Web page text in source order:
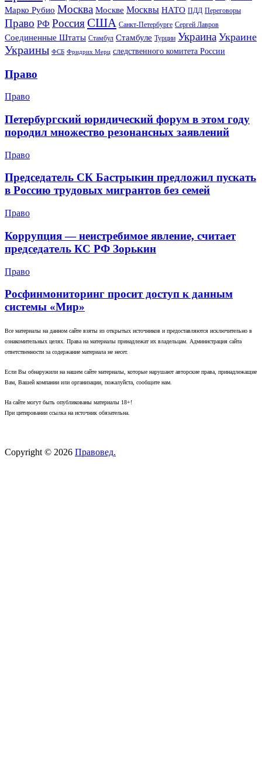
Марко Рубио Москва Москве Москвы НАТО ПДД Переговоры
Право РФ РоссияСША Санкт-Петербурге Сергей Лавров
Соединенные Штаты Стамбул Стамбуле Турции Украина Украине
Украины ФСБ Фридрих Мерц следственного комитета России
Право
Право
Петербургский юридический форум в этом году
породил множество резонансных заявлений
Право
Председатель СК Бастрыкин предложил пускать
в Россию трудовых мигрантов без семей
Право
Коррупция — неистребимое явление, считает
председатель КС РФ Зорькин
Право
Росфинмониторинг просит доступ к данным
системы «Мир»
Все материалы на данном сайте взяты из открытых источников и предоставляются исключительно в
ознакомительных целях. Права на материалы принадлежат их владельцам. Администрация сайта
ответственности за содержание материала не несет.
Если Вы обнаружили на нашем сайте материалы, которые нарушают авторские права, принадлежащие
Вам, Вашей компании или организации, пожалуйста, сообщите нам.
На сайте могут быть опубликованы материалы 18+!
При цитировании ссылка на источник обязательна.
Copyright © 2026 Правовед.